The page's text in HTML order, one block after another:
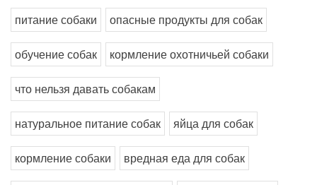
питание собаки опасные продукты для собак
обучение собак кормление охотничьей собаки
что нельзя давать собакам
натуральное питание собак яйца для собак
кормление собаки вредная еда для собак